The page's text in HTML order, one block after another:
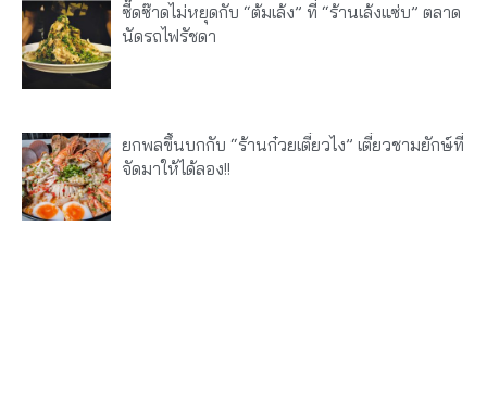
ซี๊ดซ๊าดไม่หยุดกับ “ต้มเล้ง” ที่ “ร้านเล้งแซ่บ” ตลาด
นัดรถไฟรัชดา
ยกพลขึ้นบกกับ “ร้านก๋วยเตี๋ยวไง” เตี๋ยวชามยักษ์ที่
จัดมาให้ได้ลอง!!